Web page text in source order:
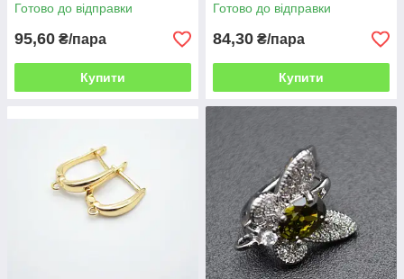
Готово до відправки
95,60 ₴/пара
Купити
Готово до відправки
84,30 ₴/пара
Купити